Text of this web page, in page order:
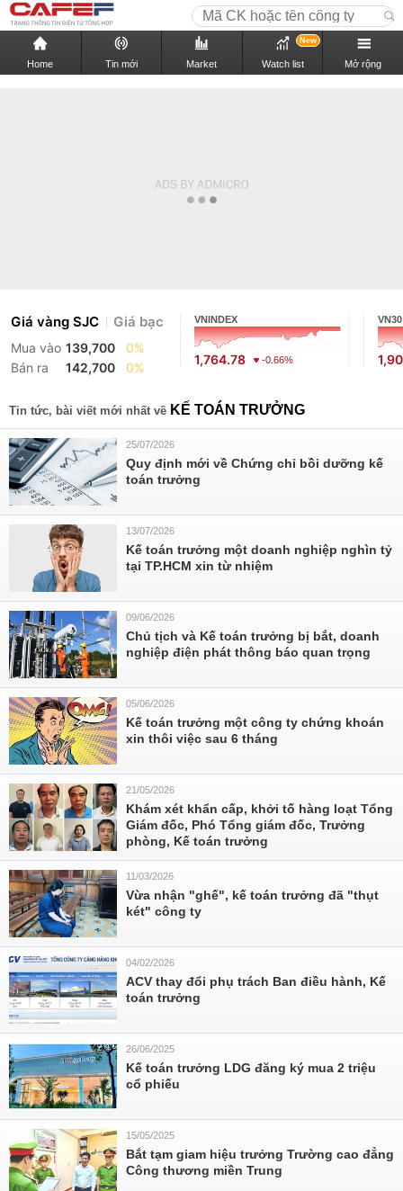
Home Tin mới Market Watch list
New
Mở rộng
Giá vàng SJC Giá bạc
Mua vào 139,700
0%
Bán ra
142,700 0%
VNINDEX
1,764.78 -0.66%
VN30
Tin tức, bài viết mới nhất về KẾ TOÁN TRƯỞNG
25/07/2026
Quy định mới về Chứng chỉ bồi dưỡng kế
toán trưởng
13/07/2026
Kế toán trưởng một doanh nghiệp nghìn tỷ
tại TP.HCM xin từ nhiệm
09/06/2026
Chủ tịch và Kế toán trưởng bị bắt, doanh
nghiệp điện phát thông báo quan trọng
05/06/2026
Kế toán trưởng một công ty chứng khoán
xin thôi việc sau 6 tháng
21/05/2026
Khám xét khẩn cấp, khởi tố hàng loạt Tổng
Giám đốc, Phó Tổng giám đốc, Trưởng
phòng, Kế toán trưởng
11/03/2026
Vừa nhận "ghế", kế toán trưởng đã "thụt
két" công ty
04/02/2026
ACV thay đổi phụ trách Ban điều hành, Kế
toán trưởng
26/06/2025
Kế toán trưởng LDG đăng ký mua 2 triệu
cổ phiếu
15/05/2025
Bắt tạm giam hiệu trưởng Trường cao đẳng
Công thương miền Trung